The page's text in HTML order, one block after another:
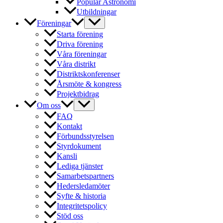
Utbildningar
Föreningar
Starta förening
Driva förening
Våra föreningar
Våra distrikt
Distriktskonferenser
Årsmöte & kongress
Projektbidrag
Om oss
FAQ
Kontakt
Förbundsstyrelsen
Styrdokument
Kansli
Lediga tjänster
Samarbetspartners
Hedersledamöter
Syfte & historia
Integritetspolicy
Stöd oss